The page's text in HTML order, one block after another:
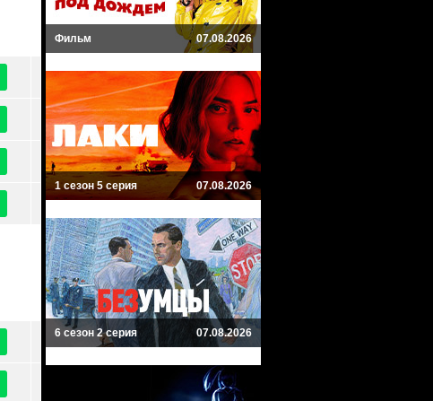
Фильм 07.08.2026
1 сезон 5 серия 07.08.2026
6 сезон 2 серия 07.08.2026